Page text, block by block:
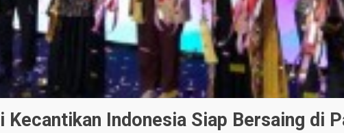
Indonesia Siap Bersaing di